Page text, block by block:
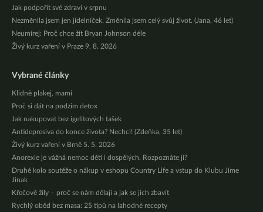
Jak podpořit své zdraví v srpnu
Nezměnila jsem jen jídelníček. Změnila jsem celý svůj život. (Jana, 46 let)
Neumírej: Proč chce žít Bryan Johnson déle
Živý kurz vaření v Praze 9. 8. 2026
Vybrané články
Klidně plakej, mami
Proč si dát na podzim detox
Jak nakupovat bez igelitových tašek
Antidepresiva do konce života? Nechci! (Zdeňka, 35 let)
Živý kurz vaření v Brně 5. 5. 2026
Anorexie je vážná nemoc dětí i dospělých. Rozpoznáte ji?
Druhé kolo soutěže o nákup v eshopu Country Life a vstup do Klubu Jíme
Jinak
Křečové žíly – proč se nám dělají a jak se jich zbavit
Rychlý oběd bez masa: 25 tipů na lahodné recepty